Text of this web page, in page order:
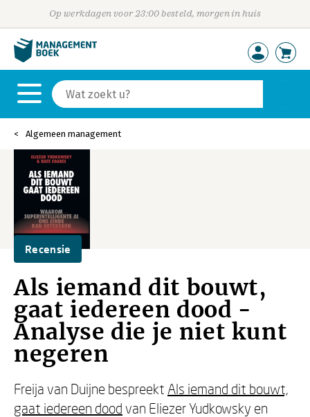
Op werkdagen voor 23:00 besteld, morgen in huis
Algemeen management
Recensie
Als iemand dit bouwt,
gaat iedereen dood -
Analyse die je niet kunt
negeren
Freija van Duijne bespreekt Als iemand dit bouwt,
gaat iedereen dood van Eliezer Yudkowsky en